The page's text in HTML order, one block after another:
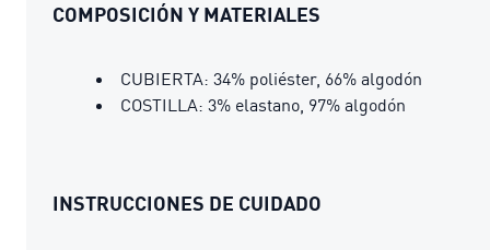
COMPOSICIÓN Y MATERIALES
CUBIERTA: 34% poliéster, 66% algodón
COSTILLA: 3% elastano, 97% algodón
INSTRUCCIONES DE CUIDADO